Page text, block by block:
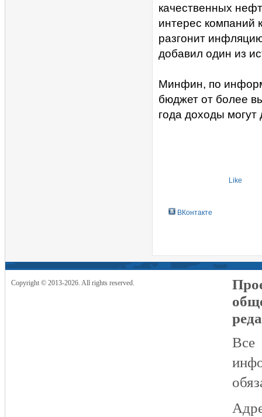
качественных
интерес
разгонит
добавил один из
Минфин, по
бюджет от более
года доходы
Like
ВКонтакте
Copyright © 2013-2026. All rights reserved.